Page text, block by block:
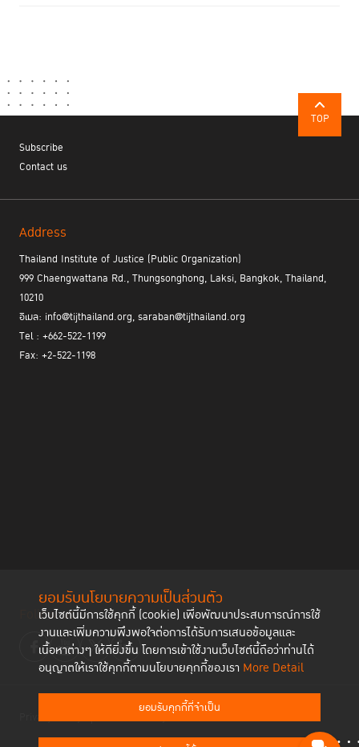
ยอมรับนโยบายความเป็นส่วนตัว
เว็บไซต์นี้มีการใช้คุกกี้ (cookie) เพื่อพัฒนาประสบการณ์การใช้
งานและเพิ่มความพึงพอใจต่อการได้รับการเสนอข้อมูลและ
เนื้อหาต่างๆ ให้ดียิ่งขึ้น โดยการเข้าใช้งานเว็บไซต์นี้ถือว่าท่านได้
อนุญาตให้เราใช้คุกกี้ตามนโยบายคุกกี้ของเรา More Detail
ยอมรับคุกกี้ที่จำเป็น
TOP
Subscribe
Contact us
Address
Thailand Institute of Justice (Public Organization)
999 Chaengwattana Rd., Thungsonghong, Laksi, Bangkok, Thailand,
10210
อีเมล: info@tijthailand.org, saraban@tijthailand.org
Tel : +662-522-1199
Fax: +2-522-1198
Follow us
Privacy Policy Cookies Policy